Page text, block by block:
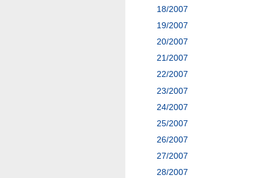
18/2007
19/2007
20/2007
21/2007
22/2007
23/2007
24/2007
25/2007
26/2007
27/2007
28/2007